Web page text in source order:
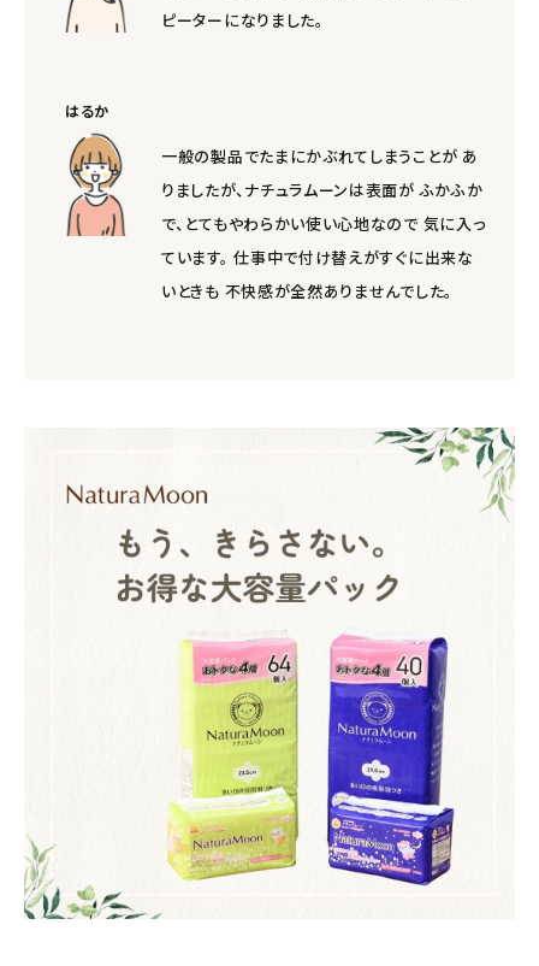
ピーターになりました。
はるか
一般の製品でたまにかぶれてしまうことが あ
りましたが、ナチュラムーンは表面が ふかふか
で、とてもやわらかい使い心地なので 気に入っ
ています。 仕事中で付け替えがすぐに出来な
いときも 不快感が全然ありませんでした。